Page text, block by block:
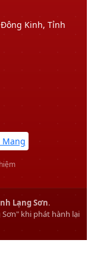
Kinh, Tỉnh
Lạng Sơn.
khi phát hành lại